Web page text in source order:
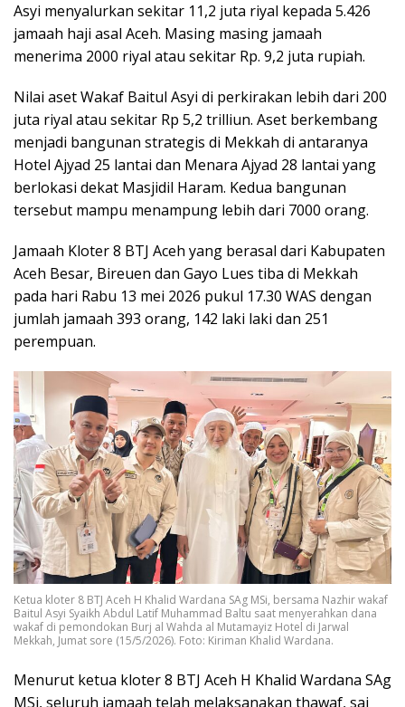
Asyi menyalurkan sekitar 11,2 juta riyal kepada 5.426
jamaah haji asal Aceh. Masing masing jamaah
menerima 2000 riyal atau sekitar Rp. 9,2 juta rupiah.
Nilai aset Wakaf Baitul Asyi di perkirakan lebih dari 200
juta riyal atau sekitar Rp 5,2 trilliun. Aset berkembang
menjadi bangunan strategis di Mekkah di antaranya
Hotel Ajyad 25 lantai dan Menara Ajyad 28 lantai yang
berlokasi dekat Masjidil Haram. Kedua bangunan
tersebut mampu menampung lebih dari 7000 orang.
Jamaah Kloter 8 BTJ Aceh yang berasal dari Kabupaten
Aceh Besar, Bireuen dan Gayo Lues tiba di Mekkah
pada hari Rabu 13 mei 2026 pukul 17.30 WAS dengan
jumlah jamaah 393 orang, 142 laki laki dan 251
perempuan.
Ketua kloter 8 BTJ Aceh H Khalid Wardana SAg MSi, bersama Nazhir wakaf
Baitul Asyi Syaikh Abdul Latif Muhammad Baltu saat menyerahkan dana
wakaf di pemondokan Burj al Wahda al Mutamayiz Hotel di Jarwal
Mekkah, Jumat sore (15/5/2026). Foto: Kiriman Khalid Wardana.
Menurut ketua kloter 8 BTJ Aceh H Khalid Wardana SAg
MSi, seluruh jamaah telah melaksanakan thawaf, sai